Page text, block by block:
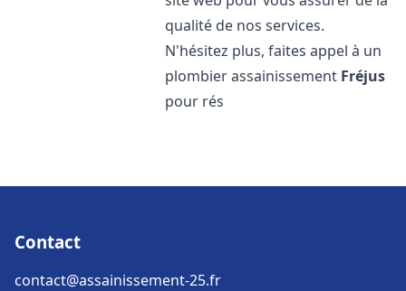
qualité de nos services.
N'hésitez plus, faites appel à un
plombier assainissement Fréjus
pour rés
Contact
contact@assainissement-25.fr